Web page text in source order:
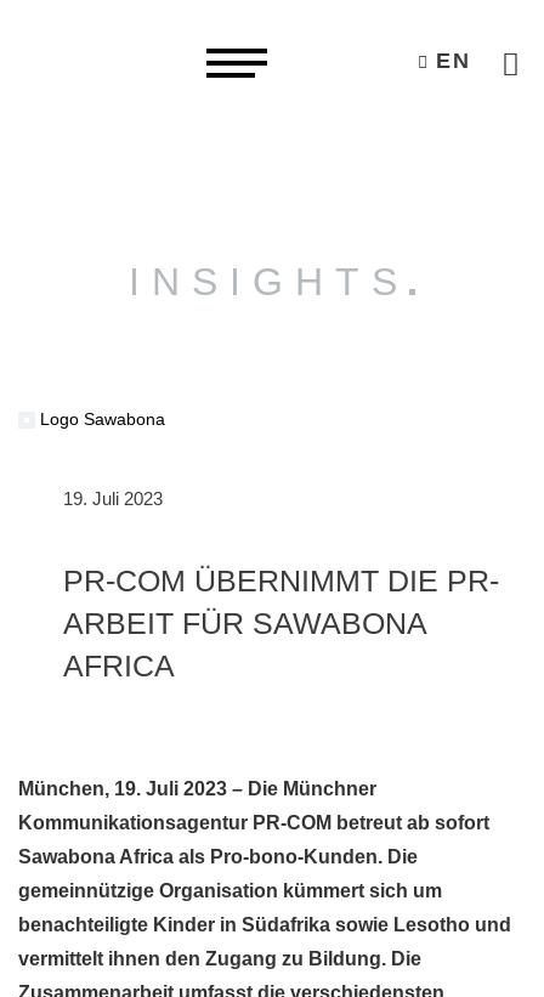
EN
INSIGHTS
Logo Sawabona
19. Juli 2023
PR-COM ÜBERNIMMT DIE PR-
ARBEIT FÜR SAWABONA
AFRICA
München, 19. Juli 2023 – Die Münchner
Kommunikationsagentur PR-COM betreut ab sofort
Sawabona Africa als Pro-bono-Kunden. Die
gemeinnützige Organisation kümmert sich um
benachteiligte Kinder in Südafrika sowie Lesotho und
vermittelt ihnen den Zugang zu Bildung. Die
Zusammenarbeit umfasst die verschiedensten